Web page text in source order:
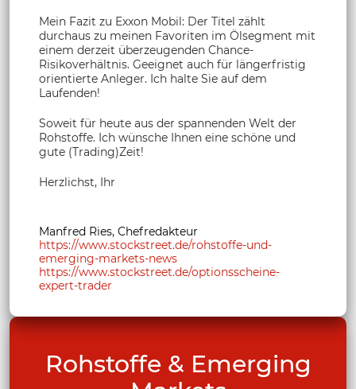
Mein Fazit zu Exxon Mobil: Der Titel zählt
durchaus zu meinen Favoriten im Ölsegment mit
einem derzeit überzeugenden Chance-
Risikoverhältnis. Geeignet auch für längerfristig
orientierte Anleger. Ich halte Sie auf dem
Laufenden!
Soweit für heute aus der spannenden Welt der
Rohstoffe. Ich wünsche Ihnen eine schöne und
gute (Trading)Zeit!
Herzlichst, Ihr
Manfred Ries, Chefredakteur
https://www.stockstreet.de/rohstoffe-und-
emerging-markets-news
https://www.stockstreet.de/optionsscheine-
expert-trader
Rohstoffe & Emerging